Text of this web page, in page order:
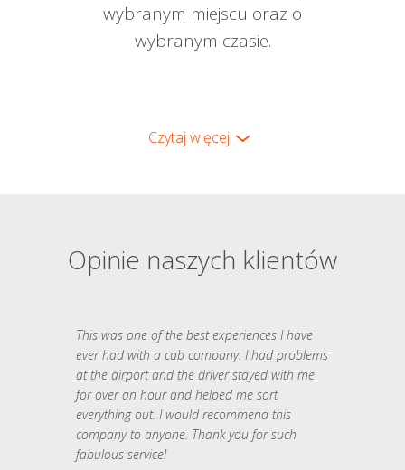
wybranym miejscu oraz o
wybranym czasie.
Czytaj więcej
Opinie naszych klientów
This was one of the best experiences I have
ever had with a cab company. I had problems
at the airport and the driver stayed with me
for over an hour and helped me sort
everything out. I would recommend this
company to anyone. Thank you for such
fabulous service!